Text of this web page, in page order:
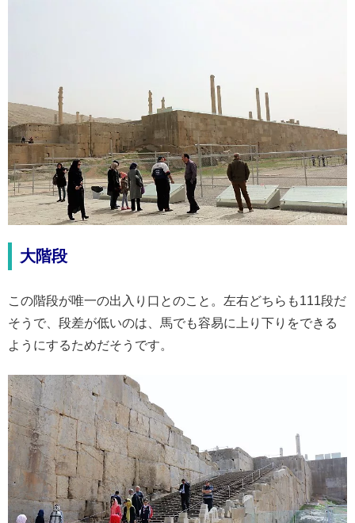
大階段
この階段が唯一の出入り口とのこと。左右どちらも111段だ
そうで、段差が低いのは、馬でも容易に上り下りをできる
ようにするためだそうです。